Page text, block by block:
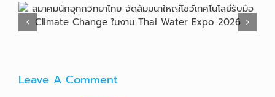
จับตา “พายุไมสัก” ดึงฝนถล่มไทย 3 วันเตือน! 4 ภาคระวัง
Leave A Comment